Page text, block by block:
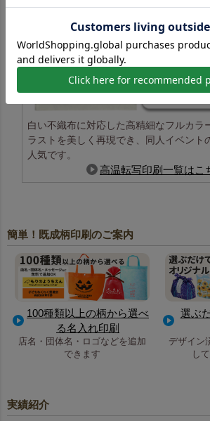
白い不織布に対応した高精細なフルカラ
ラストを美しく再現でき、同人イベント
人気です。
高温転写印刷一覧はこ
簡単！既成柄印刷のご案内
100種類以上の柄から選べ
る名入れ印刷
店名・団体名・ロゴなどを追加
できます
選ぶ
デザイン
し
実績紹介